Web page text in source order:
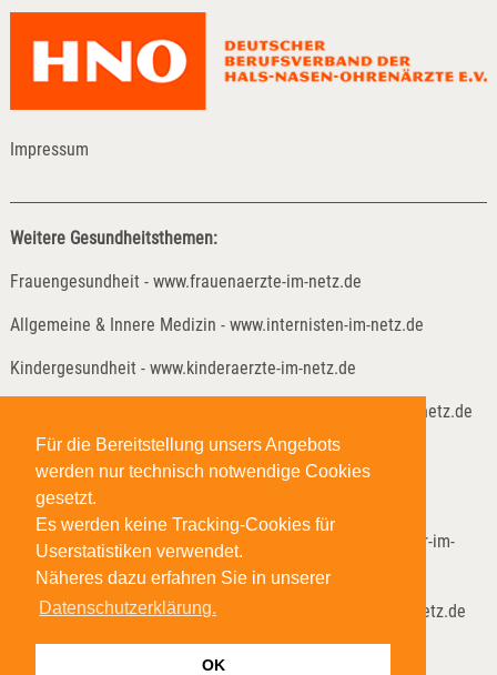
Für die Bereitstellung unsers Angebots
werden nur technisch notwendige Cookies
gesetzt.
Es werden keine Tracking-Cookies für
Userstatistiken verwendet.
Näheres dazu erfahren Sie in unserer
Datenschutzerklärung.
OK
Impressum
Weitere Gesundheitsthemen:
Frauengesundheit - www.frauenaerzte-im-netz.de
Allgemeine & Innere Medizin - www.internisten-im-netz.de
Kindergesundheit - www.kinderaerzte-im-netz.de
Kinder- und Jugendreha - www.kinder-und-jugendreha-im-netz.de
Weitere Gesundheitsthemen:
Lungenheilkunde - www.lungenaerzte-im-netz.de
Neurologie & Psychiatrie - www.neurologen-und-psychiater-im-
netz.org
Anästhesie & Schmerzmedizin - www.anaesthesisten-im-netz.de